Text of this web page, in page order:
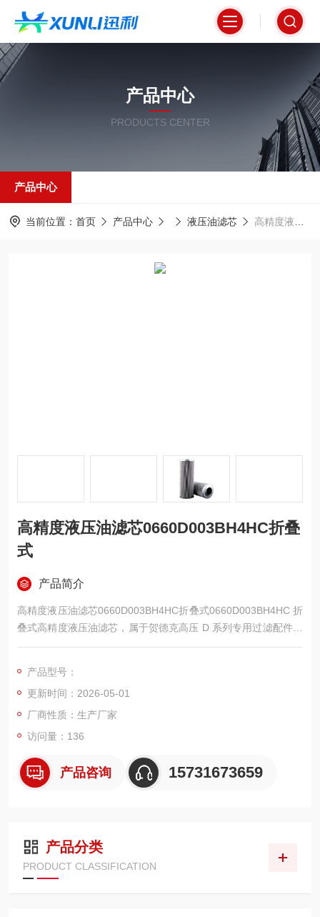
产品中心
PRODUCTS CENTER
产品中心
当前位置： 首页 产品中心 液压油滤芯 高精度液压油滤芯0660D003BH4HC折叠式
高精度液压油滤芯0660D003BH4HC折叠
式
产品简介
高精度液压油滤芯0660D003BH4HC折叠式0660D003BH4HC 折
叠式高精度液压油滤芯，属于贺德克高压 D 系列专用过滤配件，
采用多层玻璃纤维折叠式滤材工艺打造，过滤精度可达 3μm 绝对
外支撑骨架与加固端盖，搭配耐油密封胶圈，整体具备超高抗压
强度与结构稳定性，能够承受高压油路压力冲击与频繁负荷波
动。
产品型号：
更新时间：2026-05-01
厂商性质：生产厂家
访问量：136
产品咨询 15731673659
产品分类
PRODUCT CLASSIFICATION